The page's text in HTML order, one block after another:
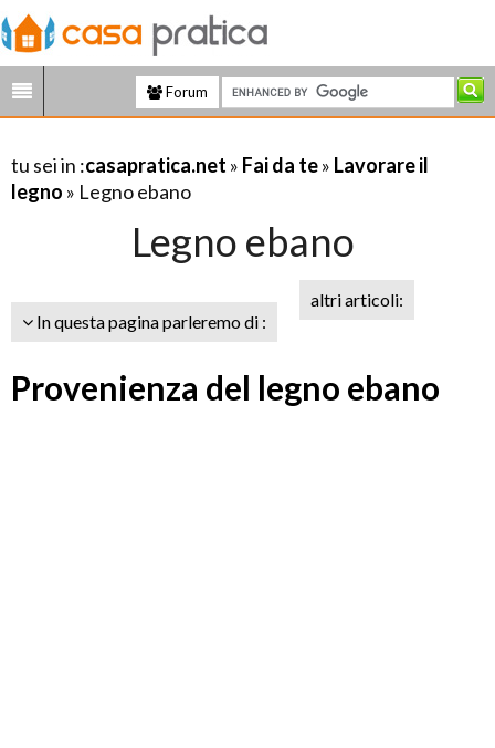
Forum
tu sei in :casapratica.net » Fai da te» Lavorare il
legno » Legno ebano
Legno ebano
In questa pagina parleremo di :
altri articoli:
Provenienza del legno ebano